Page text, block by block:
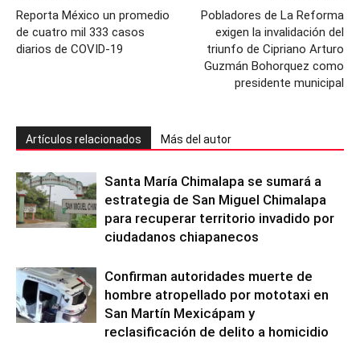
Reporta México un promedio
de cuatro mil 333 casos
diarios de COVID-19
Pobladores de La Reforma
exigen la invalidación del
triunfo de Cipriano Arturo
Guzmán Bohorquez como
presidente municipal
Artículos relacionados Más del autor
Santa María Chimalapa se sumará a
estrategia de San Miguel Chimalapa
para recuperar territorio invadido por
ciudadanos chiapanecos
Confirman autoridades muerte de
hombre atropellado por mototaxi en
San Martín Mexicápam y
reclasificación de delito a homicidio